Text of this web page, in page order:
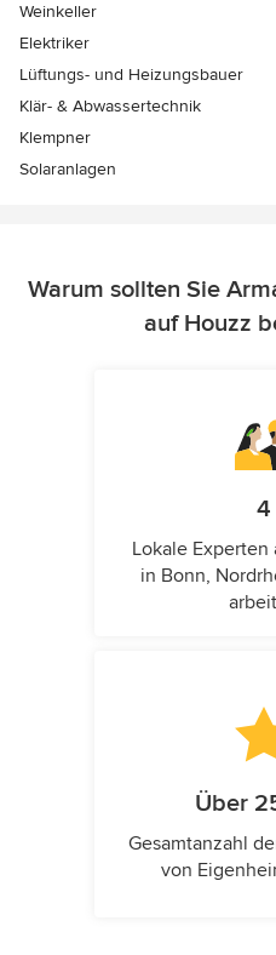
Weinkeller
Elektriker
Lüftungs- und Heizungsbauer
Klär- & Abwassertechnik
Klempner
Solaranlagen
Warum sollten Sie
auf Houzz
4
Lokale
in Bonn,
Über
Gesamtanzahl
von